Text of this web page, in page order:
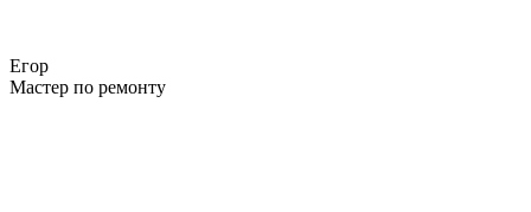
Егор
Мастер по ремонту